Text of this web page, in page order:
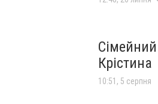
Крістина
10:51, 5 серпня